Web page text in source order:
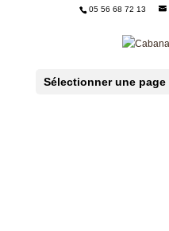
05 56 68 72 13
Sélectionner une page